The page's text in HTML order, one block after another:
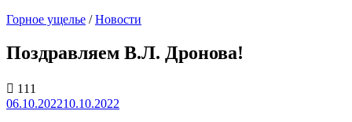
Горное ущелье /Новости
Поздравляем В.Л. Дронова!
111
06.10.202210.10.2022